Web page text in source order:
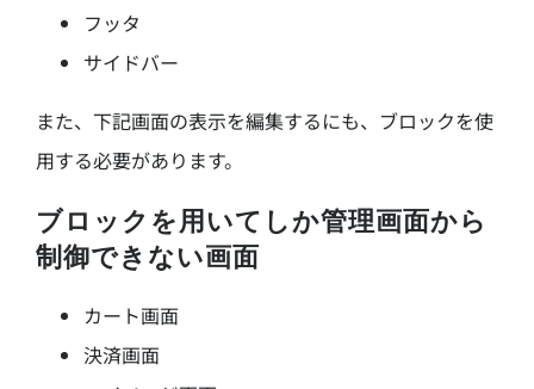
フッタ
サイドバー
また、下記画面の表示を編集するにも、ブロックを使
用する必要があります。
ブロックを用いてしか管理画面から
制御できない画面
カート画面
決済画面